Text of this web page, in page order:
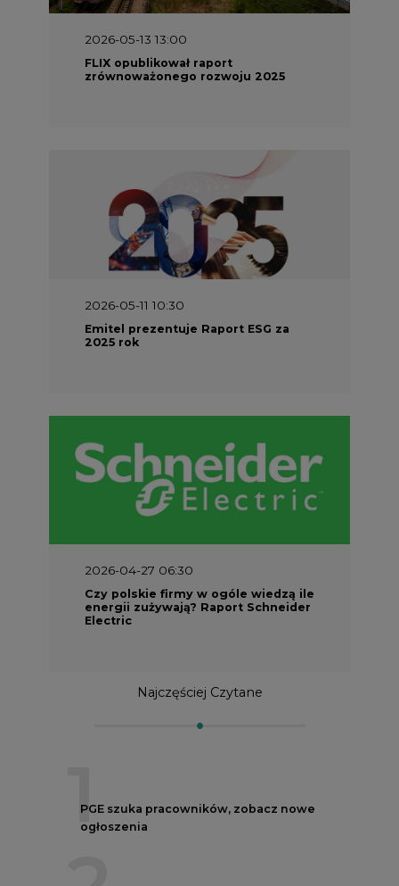
2026-05-13 13:00
FLIX opublikował raport
zrównoważonego rozwoju 2025
2026-05-11 10:30
Emitel prezentuje Raport ESG za
2025 rok
2026-04-27 06:30
Czy polskie firmy w ogóle wiedzą ile
energii zużywają? Raport Schneider
Electric
Najczęściej Czytane
1
PGE szuka pracowników, zobacz nowe
ogłoszenia